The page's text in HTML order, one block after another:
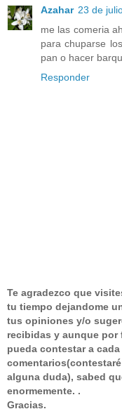
Azahar 23 de
me las comeria
para chuparse
pan o hacer
Responder
Te agradezco que
tu tiempo dejandome
tus opiniones y/o
recibidas y aunque por
pueda contestar a
alguna duda), sabed
enormemente. .
Gracias.